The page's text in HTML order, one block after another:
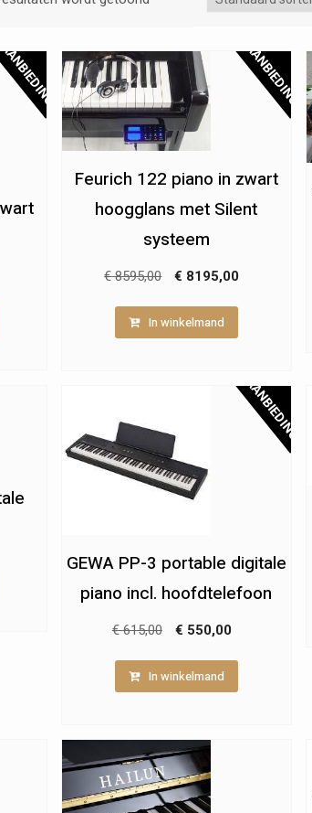
AANBIEDING! AANBIEDING!
Feurich 122 piano in zwart
hoogglans met Silent
systeem
€8595,00
Oorspronkelijke
was:
€ 8195,00
In winkelmand
AANBIEDING!
GEWA PP-3 portable digitale
piano incl. hoofdtelefoon
€615,00
Oorspronkelijke
was:
€ 550,00
In winkelmand